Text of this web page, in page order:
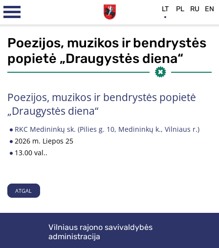
Poezijos, muzikos ir bendrystės
popietė „Draugystės diena“
Poezijos, muzikos ir bendrystės popietė
„Draugystės diena“
RKC Medininkų sk. (Pilies g. 10, Medininkų k., Vilniaus r.)
2026 m. Liepos 25
13.00 val..
ATGAL
Vilniaus rajono savivaldybės
administracija
LT PL RU EN